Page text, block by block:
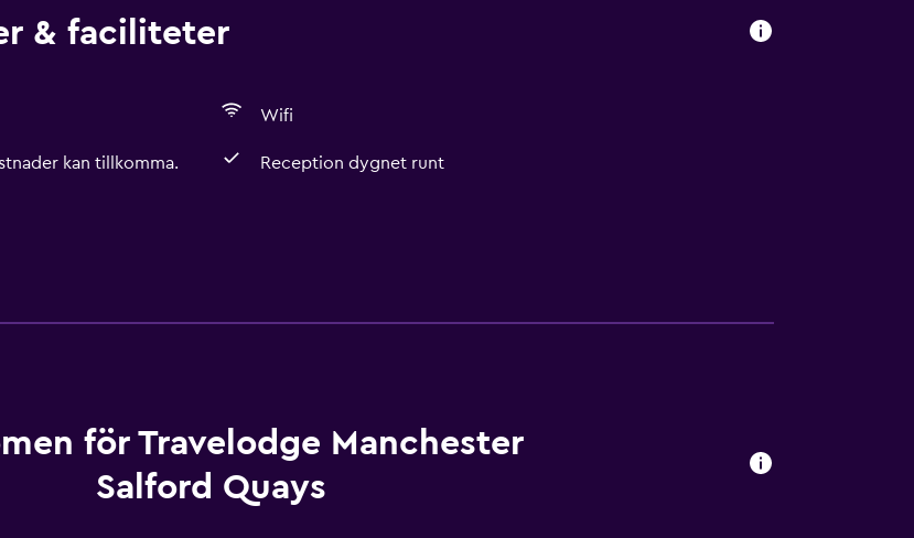
& faciliteter
Wifi
kan tillkomma. Reception dygnet runt
för Travelodge Manchester
Salford Quays